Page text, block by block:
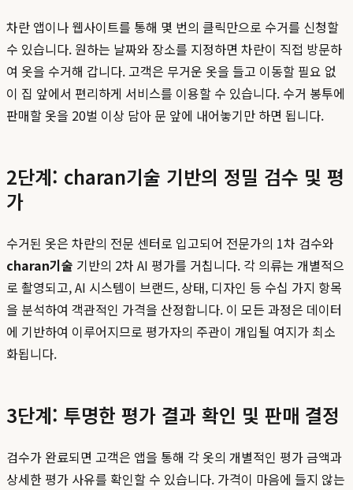
차란 앱이나 웹사이트를 통해 몇 번의 클릭만으로 수거를 신청할
수 있습니다. 원하는 날짜와 장소를 지정하면 차란이 직접 방문하
여 옷을 수거해 갑니다. 고객은 무거운 옷을 들고 이동할 필요 없
이 집 앞에서 편리하게 서비스를 이용할 수 있습니다. 수거 봉투에
판매할 옷을 20벌 이상 담아 문 앞에 내어놓기만 하면 됩니다.
2단계: charan기술 기반의 정밀 검수 및 평
가
수거된 옷은 차란의 전문 센터로 입고되어 전문가의 1차 검수와
charan기술 기반의 2차 AI 평가를 거칩니다. 각 의류는 개별적으
로 촬영되고, AI 시스템이 브랜드, 상태, 디자인 등 수십 가지 항목
을 분석하여 객관적인 가격을 산정합니다. 이 모든 과정은 데이터
에 기반하여 이루어지므로 평가자의 주관이 개입될 여지가 최소
화됩니다.
3단계: 투명한 평가 결과 확인 및 판매 결정
검수가 완료되면 고객은 앱을 통해 각 옷의 개별적인 평가 금액과
상세한 평가 사유를 확인할 수 있습니다. 가격이 마음에 들지 않는